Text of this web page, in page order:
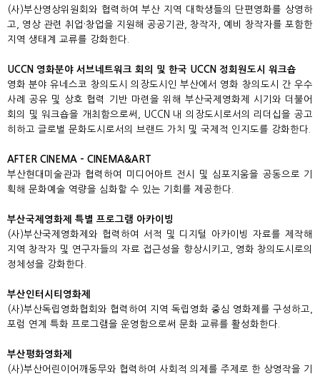
(사 )부산영상위원회와 협력하여 부산 지역 대학생들의 단편영화를 상영하
고
영상 관련 취업 ·창업을 지원해 공공기관 창작자
예비 창작자를 포함한
지역 생태계 교류를 강화한다
UCCN 영화분야 서브네트워크 회의 및 한국 UCCN 정회원도시 워크숍
영화 분야 유네스코 창의도시 의장도시인 부산에서 영화 창의도시 간 우수
사례 공유 및 상호 협력 기반 마련을 위해 부산국제영화제 시기와 더불어
회의 및 워크숍을 개최함으로써
, UCCN 내 의장도시로서의 리더십을 공고
히하고 글로벌 문화도시로서의 브랜드 가치 및 국제적 인지도를 강화한다
AFTER CINEMA - CINEMA&ART
부산현대미술관과 협력하여 미디어아트 전시 및 심포지움을 공동으로 기
획해 문화예술 역량을 심화할 수 있는 기회를 제공한다
부산국제영화제 특별 프로그램 아카이빙
(사 )부산국제영화제와 협력하여 서적 및 디지털 아카이빙 자료를 제작해
지역 창작자 및 연구자들의 자료 접근성을 향상시키고
영화 창의도시로의
정체성을 강화한다
부산인터시티영화제
(사 )부산독립영화협회와 협력하여 지역 독립영화 중심 영화제를 구성하고
포럼 연계 특화 프로그램을 운영함으로써 문화 교류를 활성화한다
부산평화영화제
(사 )부산어린이어깨동무와 협력하여 사회적 의제를 주제로 한 상영작을 기